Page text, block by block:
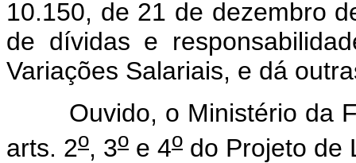
10.150, de 21 de dezembro
de dívidas e
Variações Salariais, e dá
Ouvido, o Ministério da
arts. 2o, 3o e 4o do Projeto de